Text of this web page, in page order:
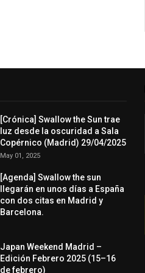
[Crónica] Swallow the Sun trae
luz desde la oscuridad a Sala
Copérnico (Madrid) 29/04/2025
May 01, 2025
[Agenda] Swallow the sun
llegarán en unos días a España
con dos citas en Madrid y
Barcelona.
Japan Weekend Madrid –
Edición Febrero 2025 (15–16
de febrero)